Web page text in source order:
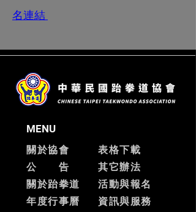
名連結
MENU
關於協會
公 告
關於跆拳道
​年度行事曆
表格下載
其它辦法
活動與報名
資訊與服務